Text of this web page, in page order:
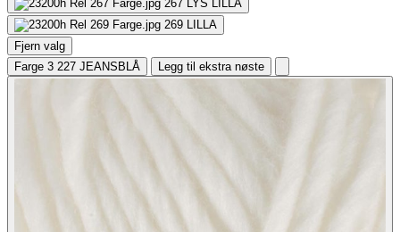
267 LYS LILLA
269 LILLA
Fjern valg
Farge 3 227 JEANSBLÅ Legg til ekstra nøste